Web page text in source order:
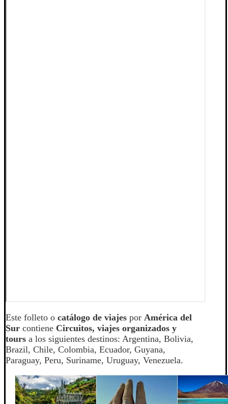
Este folleto o catálogo de viajes por América del
Sur contiene Circuitos, viajes organizados y
tours a los siguientes destinos: Argentina, Bolivia,
Brazil, Chile, Colombia, Ecuador, Guyana,
Paraguay, Peru, Suriname, Uruguay, Venezuela.